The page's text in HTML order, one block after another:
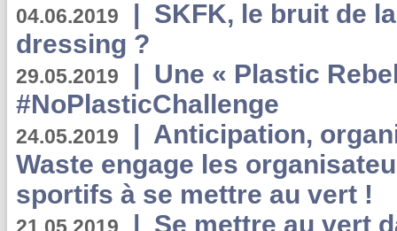
04.06.2019 | SKFK, le bruit de
dressing ?
29.05.2019 | Une « Plastic
#NoPlasticChallenge
24.05.2019 | Anticipation,
Waste engage les
sportifs à se mettre au vert !
| Se mettre au vert